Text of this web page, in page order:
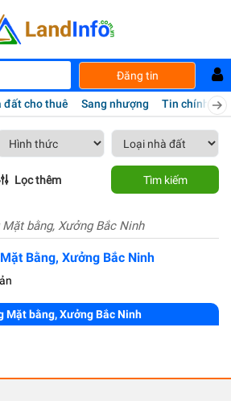
Đăng tin
đất cho thuê Sang nhượng Tin chính chủ
Lọc thêm Tìm kiếm
Mặt bằng, Xưởng Bắc Ninh
Bằng, Xưởng Bắc Ninh
Mặt bằng, Xưởng Bắc Ninh